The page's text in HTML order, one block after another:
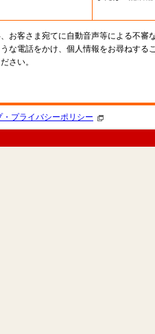
お客さま宛てに自動音声等による不審
な電話をかけ、個人情報をお尋ねする
さい。
・プライバシーポリシー